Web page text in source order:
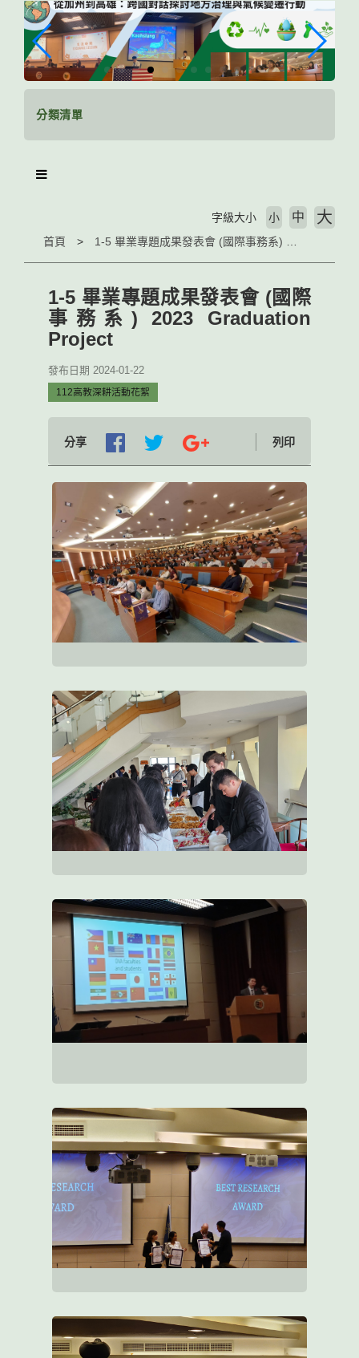
分類清單
首頁
字級大小 小 中 大
1-5 畢業專題成果發表會 (國際
事務系) 2023 Graduation
Project
發布日期 2024-01-22
112高教深耕活動花絮
分享 列印